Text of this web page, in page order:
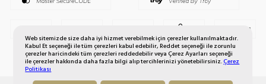
Web sitemizde size daha iyi hizmet verebilmek için çerezler kullanılmaktadır.
Kabul Et seçeneği ile tüm çerezleri kabul edebilir, Reddet seçeneği ile zorunlu
çerezler haricindeki tüm çerezleri reddedebilir veya Çerez Ayarları seçeneği
ile çerezler hakkında daha fazla bilgi alıp tercihlerinizi yönetebilirsiniz.Çerez
Politikası